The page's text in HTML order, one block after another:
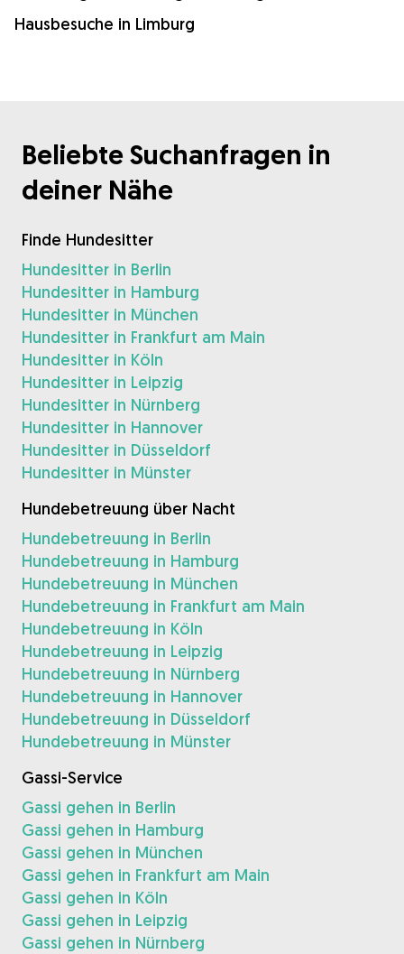
Hausbesuche in Limburg
Beliebte Suchanfragen in
deiner Nähe
Finde Hundesitter
Hundesitter in Berlin
Hundesitter in Hamburg
Hundesitter in München
Hundesitter in Frankfurt am Main
Hundesitter in Köln
Hundesitter in Leipzig
Hundesitter in Nürnberg
Hundesitter in Hannover
Hundesitter in Düsseldorf
Hundesitter in Münster
Hundebetreuung über Nacht
Hundebetreuung in Berlin
Hundebetreuung in Hamburg
Hundebetreuung in München
Hundebetreuung in Frankfurt am Main
Hundebetreuung in Köln
Hundebetreuung in Leipzig
Hundebetreuung in Nürnberg
Hundebetreuung in Hannover
Hundebetreuung in Düsseldorf
Hundebetreuung in Münster
Gassi-Service
Gassi gehen in Berlin
Gassi gehen in Hamburg
Gassi gehen in München
Gassi gehen in Frankfurt am Main
Gassi gehen in Köln
Gassi gehen in Leipzig
Gassi gehen in Nürnberg